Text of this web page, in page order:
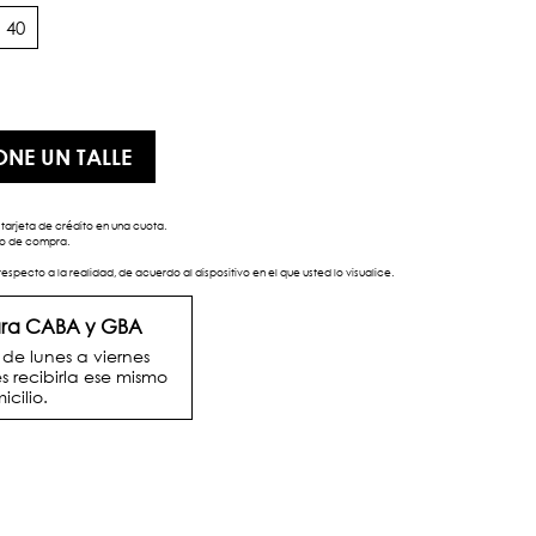
40
UN TALLE
de crédito en una cuota.
de compra.
a la realidad, de acuerdo al dispositivo en el que usted lo visualice.
CABA y GBA
lunes a viernes
recibirla ese mismo